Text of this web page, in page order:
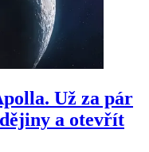
Už za pár
a otevřít